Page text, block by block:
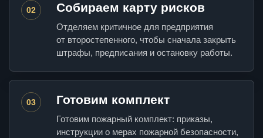
02 Собираем карту рисков
Отделяем критичное для предприятия
от второстепенного, чтобы сначала закрыть
штрафы, предписания и остановку работы.
03 Готовим комплект
Готовим пожарный комплект: приказы,
инструкции о мерах пожарной безопасности,